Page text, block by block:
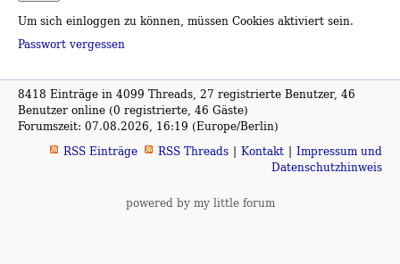
Um sich einloggen zu können, müssen Cookies aktiviert sein.
Passwort vergessen
8418 Einträge in 4099 Threads, 27 registrierte Benutzer, 46
Benutzer online (0 registrierte, 46 Gäste)
Forumszeit: 07.08.2026, 16:19 (Europe/Berlin)
RSS Einträge
RSS Threads Kontakt
Impressum und
Datenschutzhinweis
powered by my little forum